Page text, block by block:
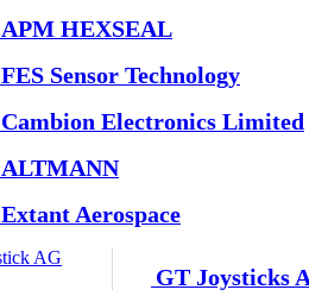
APM HEXSEAL
FES Sensor Technology
Cambion Electronics Limited
ALTMANN
Extant Aerospace
GT Joysticks